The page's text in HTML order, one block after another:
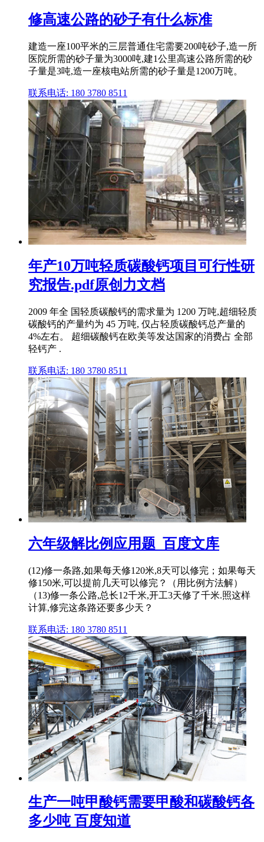
修高速公路的砂子有什么标准
建造一座100平米的三层普通住宅需要200吨砂子,造一所
医院所需的砂子量为3000吨,建1公里高速公路所需的砂
子量是3吨,造一座核电站所需的砂子量是1200万吨。
联系电话: 180 3780 8511
年产10万吨轻质碳酸钙项目可行性研
究报告.pdf原创力文档
2009 年全 国轻质碳酸钙的需求量为 1200 万吨,超细轻质
碳酸钙的产量约为 45 万吨, 仅占轻质碳酸钙总产量的
4%左右。 超细碳酸钙在欧美等发达国家的消费占 全部
轻钙产 .
联系电话: 180 3780 8511
六年级解比例应用题_百度文库
(12)修一条路,如果每天修120米,8天可以修完；如果每天
修150米,可以提前几天可以修完？（用比例方法解）
（13)修一条公路,总长12千米,开工3天修了千米.照这样
计算,修完这条路还要多少天？
联系电话: 180 3780 8511
生产一吨甲酸钙需要甲酸和碳酸钙各
多少吨 百度知道